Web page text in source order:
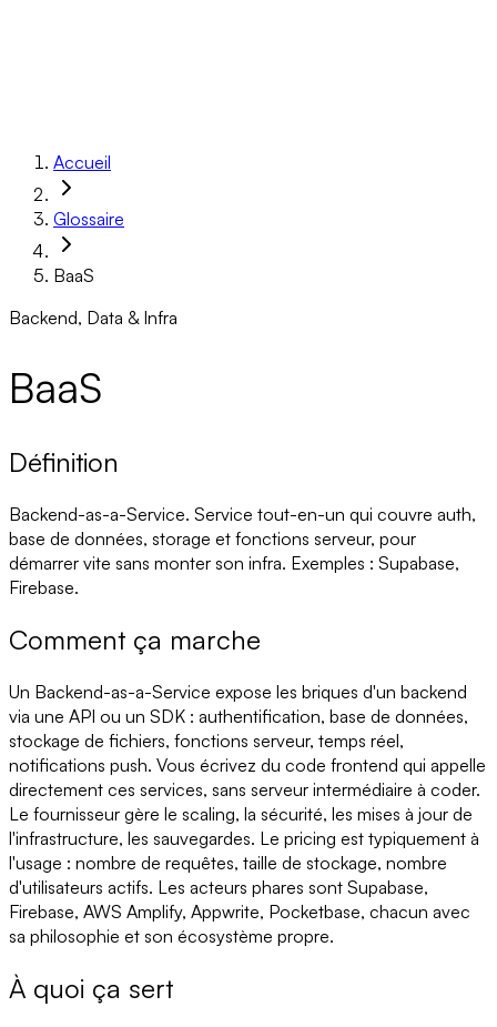
Accueil
Glossaire
BaaS
Backend, Data & Infra
BaaS
Définition
Backend-as-a-Service. Service tout-en-un qui couvre auth,
base de données, storage et fonctions serveur, pour
démarrer vite sans monter son infra. Exemples : Supabase,
Firebase.
Comment ça marche
Un Backend-as-a-Service expose les briques d'un backend
via une API ou un SDK : authentification, base de données,
stockage de fichiers, fonctions serveur, temps réel,
notifications push. Vous écrivez du code frontend qui appelle
directement ces services, sans serveur intermédiaire à coder.
Le fournisseur gère le scaling, la sécurité, les mises à jour de
l'infrastructure, les sauvegardes. Le pricing est typiquement à
l'usage : nombre de requêtes, taille de stockage, nombre
d'utilisateurs actifs. Les acteurs phares sont Supabase,
Firebase, AWS Amplify, Appwrite, Pocketbase, chacun avec
sa philosophie et son écosystème propre.
À quoi ça sert